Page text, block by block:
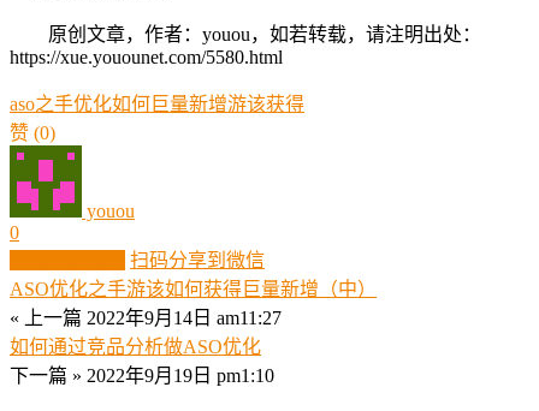
原创文章，作者：youou，如若转载，请注明出处：
https://xue.youounet.com/5580.html
aso之手优化如何巨量新增游该获得
赞 (0)
youou
0
扫码分享到微信
ASO优化之手游该如何获得巨量新增（中）
« 上一篇 2022年9月14日 am11:27
如何通过竞品分析做ASO优化
下一篇 » 2022年9月19日 pm1:10